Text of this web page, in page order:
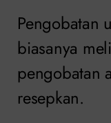
Pengobatan
biasanya
pengobatan
resepkan.